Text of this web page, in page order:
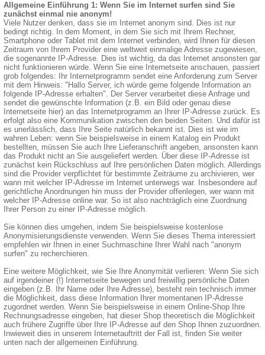
Allgemeine Einführung 1: Wenn Sie im Internet surfen sind Sie
zunächst einmal nie anonym!
Viele Nutzer denken, dass sie im Internet anonym sind. Dies ist nur
bedingt richtig. In dem Moment, in dem Sie sich mit Ihrem Rechner,
Smartphone oder Tablet mit dem Internet verbinden, wird Ihnen für diesen
Zeitraum von Ihrem Provider eine weltweit einmalige Adresse zugewiesen,
die sogenannte IP-Adresse. Dies ist wichtig, da das Internet ansonsten gar
nicht funktionieren würde. Wenn Sie eine Internetseite anschauen, passiert
grob folgendes: Ihr Internetprogramm sendet eine Anforderung zum Server
mit dem Hinweis: "Hallo Server, ich würde gerne folgende Information an
folgende IP-Adresse erhalten". Der Server verarbeitet diese Anfrage und
sendet die gewünschte Information (z.B. ein Bild oder genau diese
Internetseite hier) an das Internetprogramm an Ihrer IP-Adresse zurück. Es
erfolgt also eine Kommunikation zwischen den beiden Seiten. Und dafür ist
es unerlässlich, dass Ihre Seite natürlich bekannt ist. Dies ist wie im
wahren Leben: wenn Sie beispielsweise in einem Katalog ein Produkt
bestellten, müssen Sie auch Ihre Lieferanschrift angeben, ansonsten kann
das Produkt nicht an Sie ausgeliefert werden. Über diese IP-Adresse ist
zunächst kein Rückschluss auf Ihre persönlichen Daten möglich. Allerdings
sind die Provider verpflichtet für bestimmte Zeiträume zu archivieren, wer
wann mit welcher IP-Adresse im Internet unterwegs war. Insbesondere auf
gerichtliche Anordnungen hin muss der Provider offenlegen, wer wann mit
welcher IP-Adresse online war. So ist also nachträglich eine Zuordnung
Ihrer Person zu einer IP-Adresse möglich.
Sie können dies umgehen, indem Sie beispielsweise kostenlose
Anonymisierungsdienste verwenden. Wenn Sie dieses Thema interessiert
empfehlen wir Ihnen in einer Suchmaschine Ihrer Wahl nach "anonym
surfen" zu recherchieren.
Eine weitere Möglichkeit, wie Sie Ihre Anonymität verlieren: Wenn Sie sich
auf irgendeiner (!) Internetseite bewegen und freiwillig persönliche Daten
eingeben (z.B. Ihr Name oder Ihre Adresse), besteht rein technisch immer
die Möglichkeit, dass diese Information Ihrer momentanen IP-Adresse
zugordnet werden. Wenn Sie beispielsweise in einem Online-Shop Ihre
Rechnungsadresse eingeben, hat dieser Shop theoretisch die Möglichkeit
auch frühere Zugriffe über Ihre IP-Adresse auf den Shop Ihnen zuzuordnen.
Inwieweit dies in unserem Internetauftritt der Fall ist, finden Sie weiter
unten nach der allgemeinen Einführung.